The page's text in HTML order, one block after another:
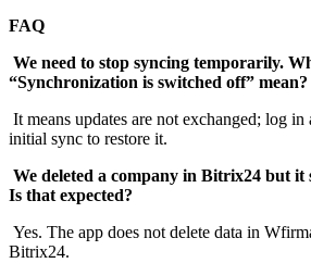
FAQ
We need to stop syncing temporarily.
“Synchronization is switched off” mean?
It means updates are not exchanged; log
initial sync to restore it.
We deleted a company in Bitrix24 but
Is that expected?
Yes. The app does not delete data in
Bitrix24.